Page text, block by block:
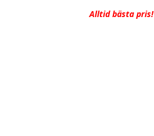
Alltid bästa pris!